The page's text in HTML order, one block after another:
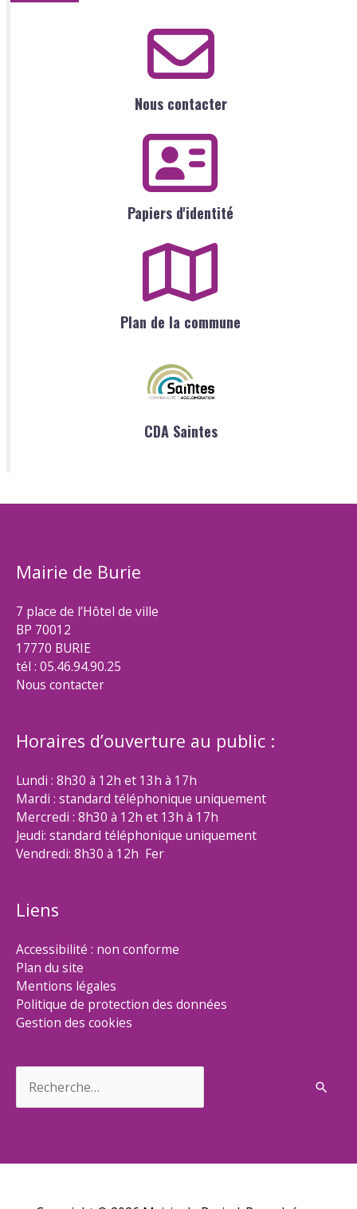
Nous contacter
Papiers d'identité
Plan de la commune
CDA Saintes
Mairie de Burie
7 place de l’Hôtel de ville
BP 70012
17770 BURIE
tél : 05.46.94.90.25
Nous contacter
Horaires d’ouverture au public :
Lundi : 8h30 à 12h et 13h à 17h
Mardi : standard téléphonique uniquement
Mercredi : 8h30 à 12h et 13h à 17h
Jeudi: standard téléphonique uniquement
Vendredi: 8h30 à 12h Fer
Liens
Accessibilité : non conforme
Plan du site
Mentions légales
Politique de protection des données
Gestion des cookies